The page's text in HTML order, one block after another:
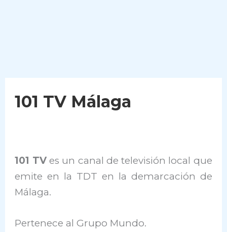
101 TV Málaga
101 TVes un canal de televisión local que
emite en la TDT en la demarcación de
Málaga.
Pertenece al Grupo Mundo.